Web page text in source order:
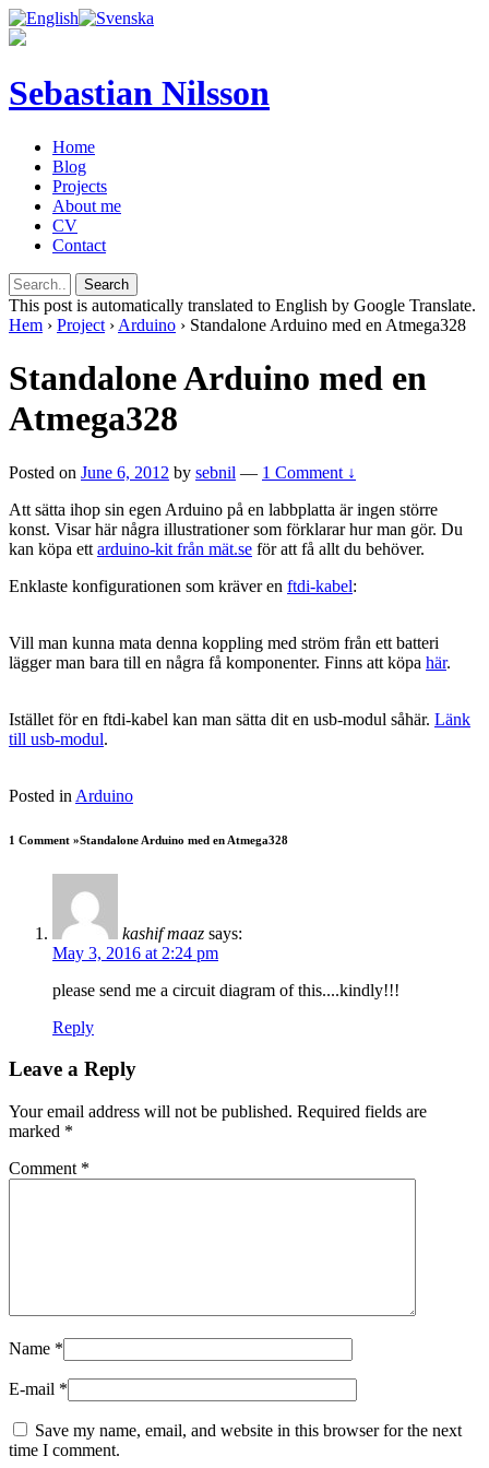
Sebastian Nilsson
Home
Blog
Projects
About me
CV
Contact
This post is automatically translated to English by Google Translate.
Hem › Project › Arduino › Standalone Arduino med en Atmega328
Standalone Arduino med en
Atmega328
Posted on June 6, 2012 by sebnil — 1 Comment ↓
Att sätta ihop sin egen Arduino på en labbplatta är ingen större
konst. Visar här några illustrationer som förklarar hur man gör. Du
kan köpa ett arduino-kit från mät.se för att få allt du behöver.
Enklaste konfigurationen som kräver en ftdi-kabel:
Vill man kunna mata denna koppling med ström från ett batteri
lägger man bara till en några få komponenter. Finns att köpa här.
Istället för en ftdi-kabel kan man sätta dit en usb-modul såhär. Länk
till usb-modul.
Posted in Arduino
1 Comment »Standalone Arduino med en Atmega328
kashif maaz says:
May 3, 2016 at 2:24 pm
please send me a circuit diagram of this....kindly!!!
Reply
Leave a Reply
Your email address will not be published. Required fields are
marked *
Comment *
Name *
E-mail *
Save my name, email, and website in this browser for the next
time I comment.